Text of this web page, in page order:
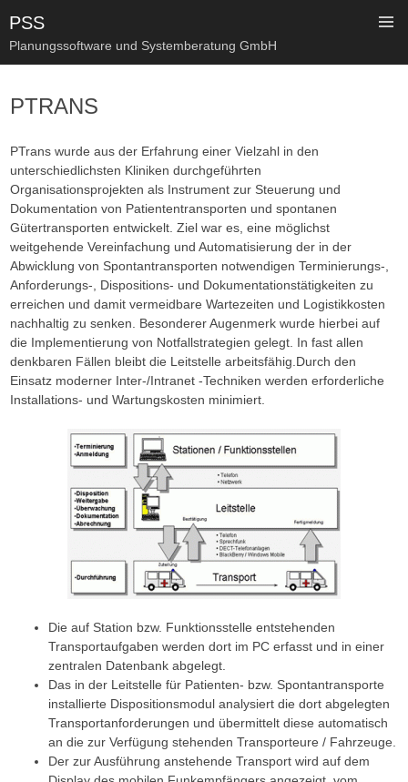
PSS
Planungssoftware und Systemberatung GmbH
CONTENT
PTRANS
PTrans wurde aus der Erfahrung einer Vielzahl in den
unterschiedlichsten Kliniken durchgeführten
Organisationsprojekten als Instrument zur Steuerung und
Dokumentation von Patiententransporten und spontanen
Gütertransporten entwickelt. Ziel war es, eine möglichst
weitgehende Vereinfachung und Automatisierung der in der
Abwicklung von Spontantransporten notwendigen Terminierungs-,
Anforderungs-, Dispositions- und Dokumentationstätigkeiten zu
erreichen und damit vermeidbare Wartezeiten und Logistikkosten
nachhaltig zu senken. Besonderer Augenmerk wurde hierbei auf
die Implementierung von Notfallstrategien gelegt. In fast allen
denkbaren Fällen bleibt die Leitstelle arbeitsfähig.Durch den
Einsatz moderner Inter-/Intranet -Techniken werden erforderliche
Installations- und Wartungskosten minimiert.
Die auf Station bzw. Funktionsstelle entstehenden
Transportaufgaben werden dort im PC erfasst und in einer
zentralen Datenbank abgelegt.
Das in der Leitstelle für Patienten- bzw. Spontantransporte
installierte Dispositionsmodul analysiert die dort abgelegten
Transportanforderungen und übermittelt diese automatisch
an die zur Verfügung stehenden Transporteure / Fahrzeuge.
Der zur Ausführung anstehende Transport wird auf dem